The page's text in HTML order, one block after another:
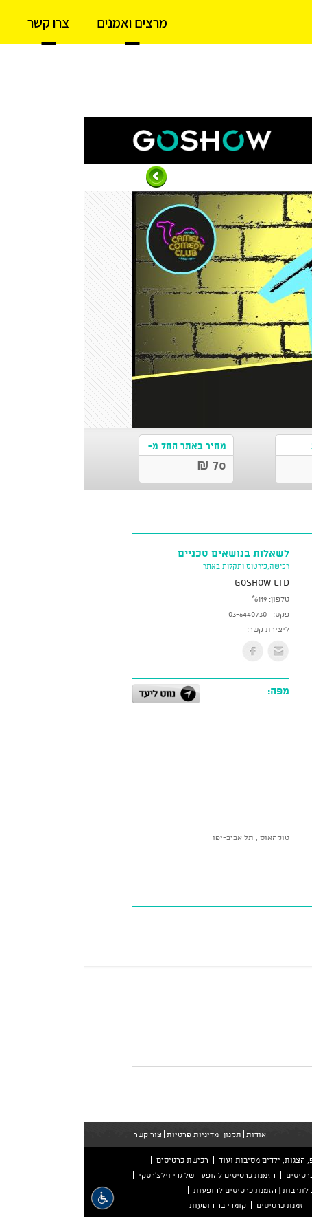
מרצים ואמנים צרו קשר